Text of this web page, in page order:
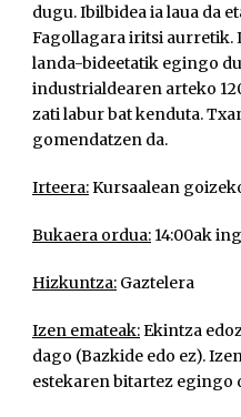
dugu. Ibilbidea ia laua da
Fagollagara iritsi aurretik.
landa-bideetatik egingo
industrialdearen arteko
zati labur bat kenduta.
gomendatzen da.
Irteera:Kursaalean
Bukaera ordua: 14:00ak
Hizkuntza: Gaztelera
Izen emateak:Ekintza
dago (Bazkide edo ez).
estekaren bitartez egingo